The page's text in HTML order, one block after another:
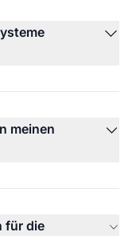
meinen
für die